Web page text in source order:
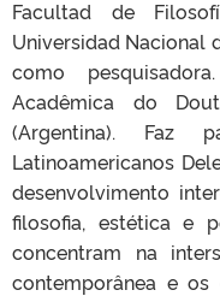
Facultad de
Universidad Nacional
como
Acadêmica do
(Argentina). Faz
Latinoamericanos
desenvolvimento
filosofia, estética e
concentram na
contemporânea e